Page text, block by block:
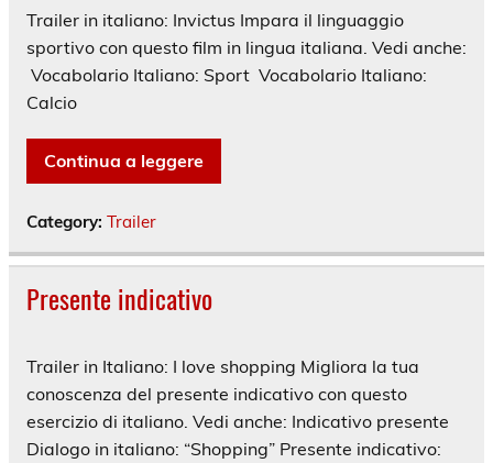
Trailer in italiano: Invictus Impara il linguaggio
sportivo con questo film in lingua italiana. Vedi anche:
Vocabolario Italiano: Sport Vocabolario Italiano:
Calcio
Continua a leggere
Category: Trailer
Presente indicativo
Trailer in Italiano: I love shopping Migliora la tua
conoscenza del presente indicativo con questo
esercizio di italiano. Vedi anche: Indicativo presente
Dialogo in italiano: “Shopping” Presente indicativo: